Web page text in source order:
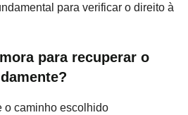
para verificar o direito à
para recuperar o
o caminho escolhido